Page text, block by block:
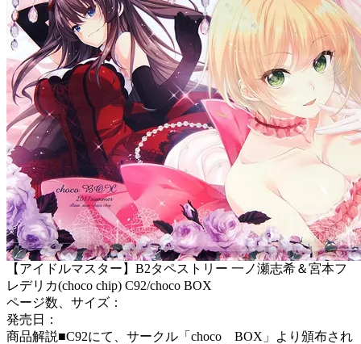
【アイドルマスター】B2タペストリー 一ノ瀬志希＆宮本フ
レデリカ(choco chip) C92/choco BOX
ページ数、サイズ：
発売日：
商品解説■C92にて、サークル「choco BOX」より頒布され